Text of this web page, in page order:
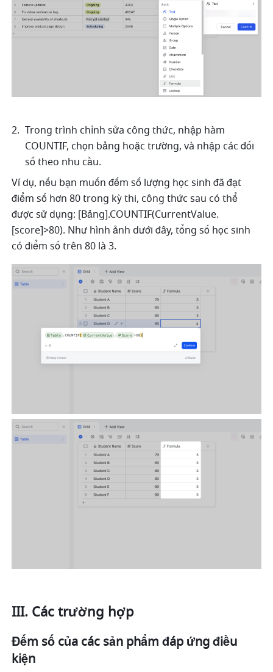
Trong trình chỉnh sửa công thức, nhập hàm
COUNTIF, chọn bảng hoặc trường, và nhập các đối
số theo nhu cầu.
Ví dụ, nếu bạn muốn đếm số lượng học sinh đã đạt
điểm số hơn 80 trong kỳ thi, công thức sau có thể
được sử dụng: [Bảng].COUNTIF(CurrentValue.
[score]>80). Như hình ảnh dưới đây, tổng số học sinh
có điểm số trên 80 là 3.
III. Các trường hợp
Đếm số của các sản phẩm đáp ứng điều
kiện